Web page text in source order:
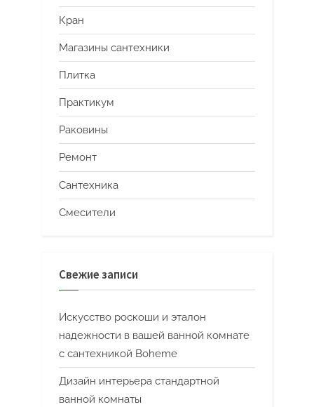
Кран
Магазины сантехники
Плитка
Практикум
Раковины
Ремонт
Сантехника
Смесители
Свежие записи
Искусство роскоши и эталон
надежности в вашей ванной комнате
с сантехникой Boheme
Дизайн интерьера стандартной
ванной комнаты